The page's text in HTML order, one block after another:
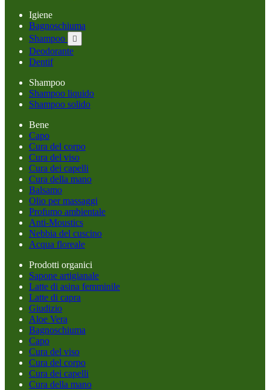
Igiene
Bagnoschiuma
Shampoo

Deodorante
Dentif
Shampoo
Shampoo liquido
Shampoo solido
Bene
Capo
Cura del corpo
Cura del viso
Cura dei capelli
Cura della mano
Balsamo
Olio per massaggi
Profumo ambientale
Anti-Moustics
Nebbia del cuscino
Acqua floreale
Prodotti organici
Sapone artigianale
Latte di asina femminile
Latte di capra
Giudizio
Aloe Vera
Bagnoschiuma
Capo
Cura del viso
Cura del corpo
Cura dei capelli
Cura della mano